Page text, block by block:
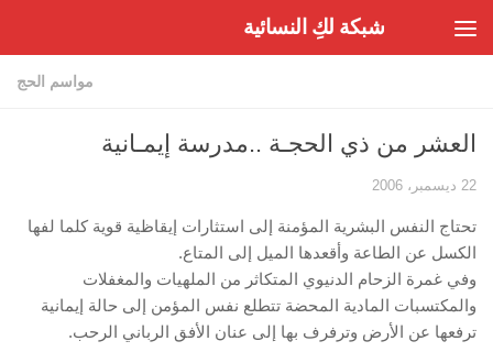
شبكة لكِ النسائية
مواسم الحج
العشر من ذي الحجـة ..مدرسة إيمـانية
22 ديسمبر، 2006
تحتاج النفس البشرية المؤمنة إلى استثارات إيقاظية قوية كلما لفها
الكسل عن الطاعة وأقعدها الميل إلى المتاع.
وفي غمرة الزحام الدنيوي المتكاثر من الملهيات والمغفلات
والمكتسبات المادية المحضة تتطلع نفس المؤمن إلى حالة إيمانية
ترفعها عن الأرض وترفرف بها إلى عنان الأفق الرباني الرحب.